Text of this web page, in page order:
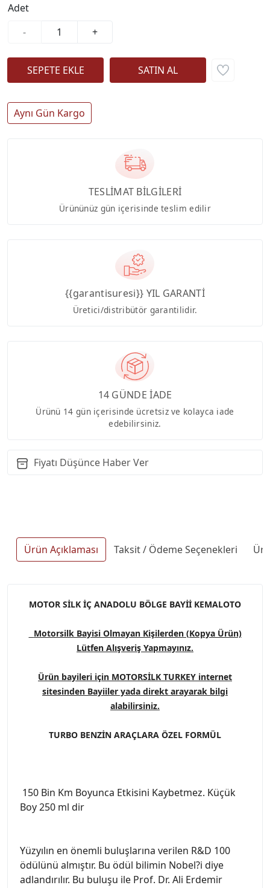
Adet
-
+
Aynı Gün Kargo
TESLİMAT BİLGİLERİ
Ürününüz gün içerisinde teslim edilir
{{garantisuresi}} YIL GARANTİ
Üretici/distribütör garantilidir.
14 GÜNDE İADE
Ürünü 14 gün içerisinde ücretsiz ve kolayca iade
edebilirsiniz.
Fiyatı Düşünce Haber Ver
Ürün Açıklaması Taksit / Ödeme Seçenekleri
MOTOR SİLK İÇ ANADOLU BÖLGE BAYİİ KEMALOTO
Motorsilk Bayisi Olmayan Kişilerden (Kopya Ürün)
Lütfen Alışveriş Yapmayınız.
Ürün bayileri için MOTORSİLK TURKEY internet
sitesinden Bayiiler yada direkt arayarak bilgi
alabilirsiniz.
TURBO BENZİN ARAÇLARA ÖZEL FORMÜL
150 Bin Km Boyunca Etkisini Kaybetmez. Küçük
Boy 250 ml dir
Yüzyılın en önemli buluşlarına verilen R&D 100
ödülünü almıştır. Bu ödül bilimin Nobel?i diye
adlandırılır. Bu buluşu ile Prof. Dr. Ali Erdemir